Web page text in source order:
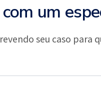
um
seu caso